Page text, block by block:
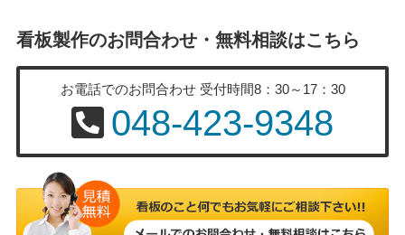
看板製作のお問合わせ・無料相談はこちら
お電話でのお問合わせ 受付時間8：30～17：30
048-423-9348